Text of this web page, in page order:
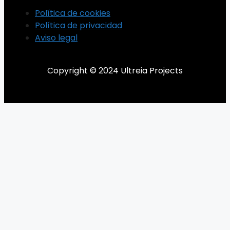
Política de cookies
Política de privacidad
Aviso legal
Copyright © 2024 Ultreia Projects